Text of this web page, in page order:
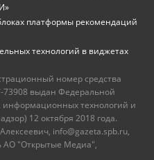
платформы рекомендаций
технологий в виджетах
номер средства
выдан Федеральной
информационных технологий и
12 октября 2018 года.
info@gazeta.spb.ru,
АО "Открытые Медиа",